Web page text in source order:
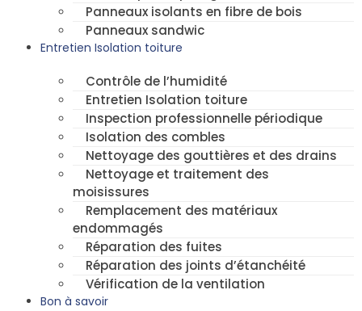
Panneaux isolants en fibre de bois
Panneaux sandwic
Entretien Isolation toiture
Contrôle de l’humidité
Entretien Isolation toiture
Inspection professionnelle périodique
Isolation des combles
Nettoyage des gouttières et des drains
Nettoyage et traitement des
moisissures
Remplacement des matériaux
endommagés
Réparation des fuites
Réparation des joints d’étanchéité
Vérification de la ventilation
Bon à savoir